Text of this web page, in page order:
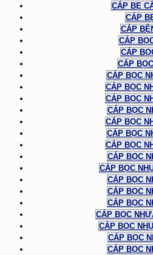
CÁP BẸ
CÁP
CÁP
CÁP
CÁP
CÁP
CÁP BỌC
CÁP BỌC
CÁP BỌC
CÁP BỌC
CÁP BỌC
CÁP BỌC
CÁP BỌC
CÁP BỌC
CÁP BỌC
CÁP BỌC
CÁP BỌC
CÁP BỌC
CÁP BỌC
CÁP BỌC
CÁP BỌC
CÁP BỌC